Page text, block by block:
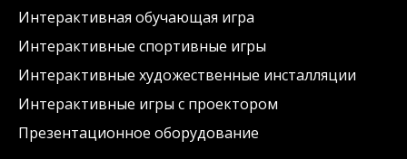
Интерактивная обучающая игра
Интерактивные спортивные игры
Интерактивные художественные инсталляции
Интерактивные игры с проектором
Презентационное оборудование